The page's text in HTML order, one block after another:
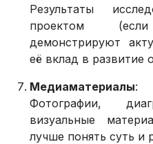
Результаты
проектом
демонстрируют
её вклад в развитие
Медиаматериалы:
Фотографии,
визуальные
лучше понять суть и